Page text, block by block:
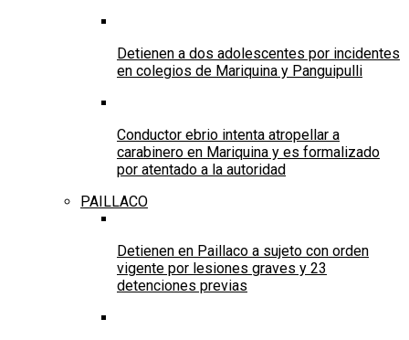
Detienen a dos adolescentes por incidentes
en colegios de Mariquina y Panguipulli
Conductor ebrio intenta atropellar a
carabinero en Mariquina y es formalizado
por atentado a la autoridad
PAILLACO
Detienen en Paillaco a sujeto con orden
vigente por lesiones graves y 23
detenciones previas